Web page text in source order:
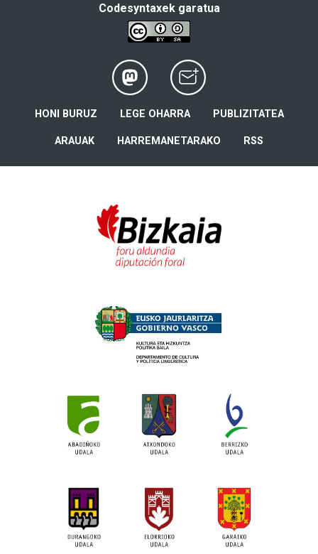
Codesyntaxek garatua
HONI BURUZ LEGE OHARRA PUBLIZITATEA
ARAUAK HARREMANETARAKO RSS